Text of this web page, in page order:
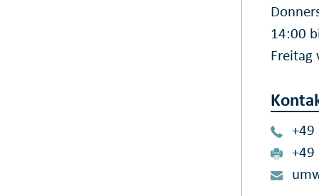
14:00
Freitag
+49
+49